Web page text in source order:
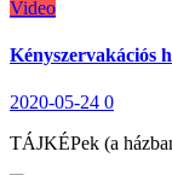
Video
Kényszervakációs
2020-05-24 0
TÁJKÉPek (a